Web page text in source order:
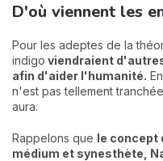
D'où viennent les
Pour les adeptes de la
indigo viendraient
afin d'aider l'humanité.
n'est pas tellement
aura.
Rappelons que le concept
médium et synesthète,